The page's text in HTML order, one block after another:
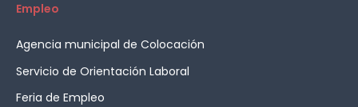
Empleo
Agencia municipal de Colocación
Servicio de Orientación Laboral
Feria de Empleo